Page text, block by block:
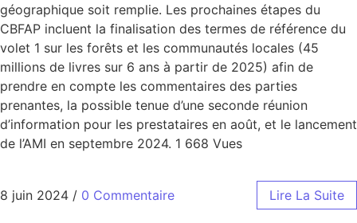
géographique soit remplie. Les prochaines étapes du
CBFAP incluent la finalisation des termes de référence du
volet 1 sur les forêts et les communautés locales (45
millions de livres sur 6 ans à partir de 2025) afin de
prendre en compte les commentaires des parties
prenantes, la possible tenue d’une seconde réunion
d’information pour les prestataires en août, et le lancement
de l’AMI en septembre 2024. 1 668 Vues
8 juin 2024 / 0 Commentaire Lire La Suite